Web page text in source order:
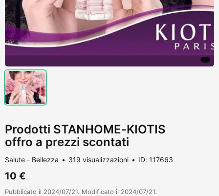
Prodotti STANHOME-KIOTIS
offro a prezzi scontati
Salute - Bellezza 319 visualizzazioni ID: 117663
10 €
Pubblicato il 2024/07/21. Modificato il 2024/07/21.